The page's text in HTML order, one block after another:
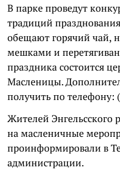
В парке проведут
традиций
обещают горячий чай,
мешками и
праздника состоится
Масленицы.
получить по телефону:
Жителей Энгельсского
на масленичные
проинформировали в
администрации.